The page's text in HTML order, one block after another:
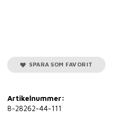
SPARA SOM FAVORIT
Artikelnummer:
8-28262-44-111